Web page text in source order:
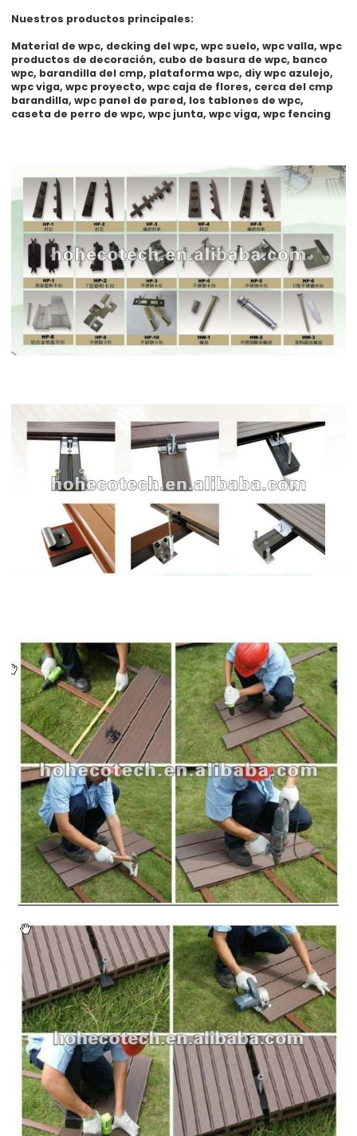
Nuestros productos principales:
Material de wpc, decking del wpc, wpc suelo, wpc valla, wpc
productos de decoración, cubo de basura de wpc, banco
wpc, barandilla del cmp, plataforma wpc, diy wpc azulejo,
wpc viga, wpc proyecto, wpc caja de flores, cerca del cmp
barandilla, wpc panel de pared, los tablones de wpc,
caseta de perro de wpc, wpc junta, wpc viga, wpc fencing